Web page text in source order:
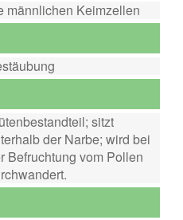
männlichen Keimzellen
sitzt
der Narbe; wird bei
Befruchtung vom Pollen